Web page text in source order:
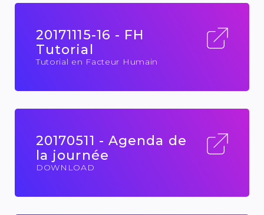
20171115-16 - FH
Tutorial
Tutorial en Facteur Humain
20170511 - Agenda de
la journée
DOWNLOAD